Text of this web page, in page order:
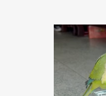
在旺旺上去的這
段到對向車道
回來到木柵派
監視器 看是不
路下來 慶幸真
天沒吃沒喝 身